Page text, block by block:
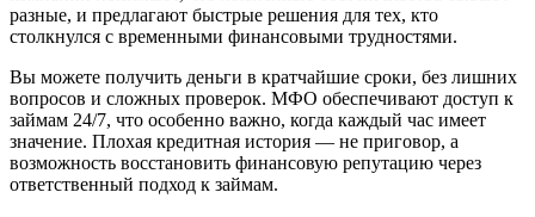
разные, и предлагают быстрые решения для тех, кто
столкнулся с временными финансовыми трудностями.
Вы можете получить деньги в кратчайшие сроки, без лишних
вопросов и сложных проверок. МФО обеспечивают доступ к
займам 24/7, что особенно важно, когда каждый час имеет
значение. Плохая кредитная история — не приговор, а
возможность восстановить финансовую репутацию через
ответственный подход к займам.